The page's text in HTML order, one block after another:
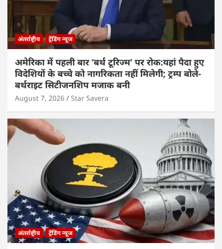
अंतर्राष्ट्रीय ट्रेंडिंग न्यूज
अमेरिका में पहली बार ‘बर्थ टूरिज्म’ पर रोक:यहां पैदा हुए
विदेशियों के बच्चे को नागरिकता नहीं मिलेगी; ट्रम्प बोले-
बर्थराइट सिटीजनशिप मजाक बनी
August 7, 2026 Star Savera
अंतर्राष्ट्रीय ट्रेंडिंग न्यूज